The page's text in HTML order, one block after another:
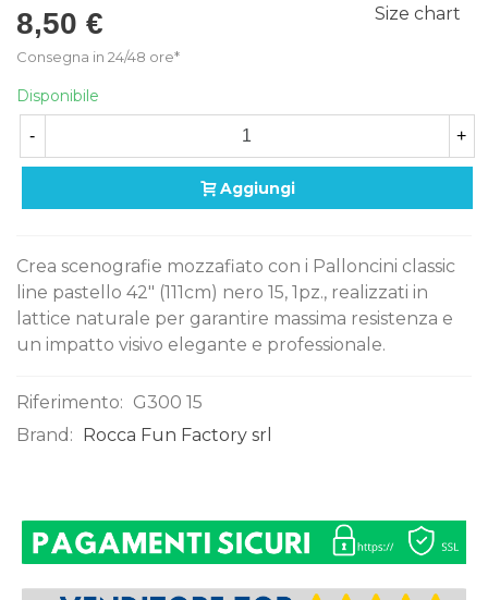
8,50 €
Consegna in 24/48 ore*
Size chart
Disponibile
- +
Aggiungi
Crea scenografie mozzafiato con i Palloncini classic
line pastello 42" (111cm) nero 15, 1pz., realizzati in
lattice naturale per garantire massima resistenza e
un impatto visivo elegante e professionale.
Riferimento: G300 15
Brand:
Rocca Fun Factory srl